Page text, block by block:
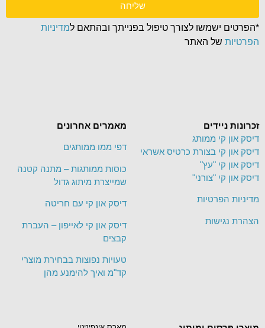
מאמרים אחרונים
דפי ממו ממותגים
כוסות ממותגות – מתנה קטנה
שמייצרת מיתוג גדול
דיסק און קי עם חריטה
דיסק און קי לאייפון – העברת
קבצים
טעויות נפוצות בבחירת מוצרי
קד"מ ואיך להימנע מהן
זכרונות ניידים
דיסק און קי ממותג
דיסק און קי בצורת כרטיס אשראי
דיסק און קי "עץ"
דיסק און קי "צורני"
מדיניות הפרטיות
הצהרת נגישות
שליחה
*הפרטים ישמשו לצורך טיפול בפנייתך ובהתאם למדיניות
הפרטיות של האתר